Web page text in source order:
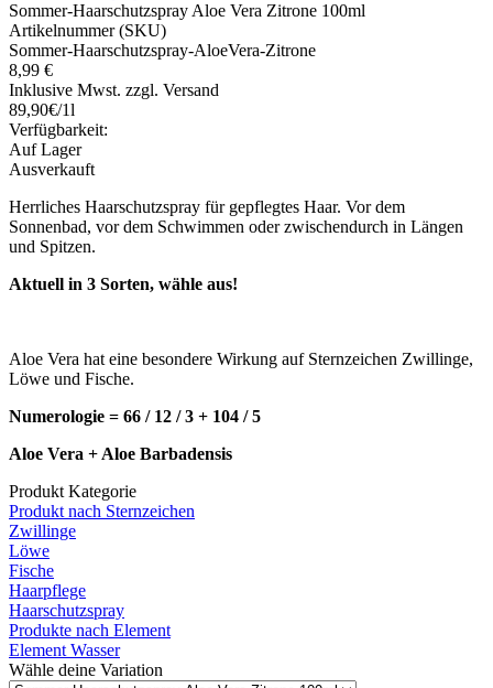
Sommer-Haarschutzspray Aloe Vera Zitrone 100ml
Artikelnummer (SKU)
Sommer-Haarschutzspray-AloeVera-Zitrone
8,99 €
Inklusive Mwst. zzgl. Versand
89,90€/1l
Verfügbarkeit:
Auf Lager
Ausverkauft
Herrliches Haarschutzspray für gepflegtes Haar. Vor dem
Sonnenbad, vor dem Schwimmen oder zwischendurch in Längen
und Spitzen.
Aktuell in 3 Sorten, wähle aus!
Aloe Vera hat eine besondere Wirkung auf Sternzeichen Zwillinge,
Löwe und Fische.
Numerologie = 66 / 12 / 3 + 104 / 5
Aloe Vera + Aloe Barbadensis
Produkt Kategorie
Produkt nach Sternzeichen
Zwillinge
Löwe
Fische
Haarpflege
Haarschutzspray
Produkte nach Element
Element Wasser
Wähle deine Variation